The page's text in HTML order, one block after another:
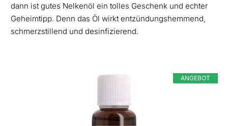
dann ist gutes Nelkenöl ein tolles Geschenk und echter
Geheimtipp. Denn das Öl wirkt entzündungshemmend,
schmerzstillend und desinfizierend.
ANGEBOT